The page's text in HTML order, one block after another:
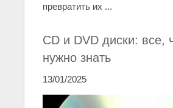
превратить их ...
CD и DVD диски: все,
нужно знать
13/01/2025